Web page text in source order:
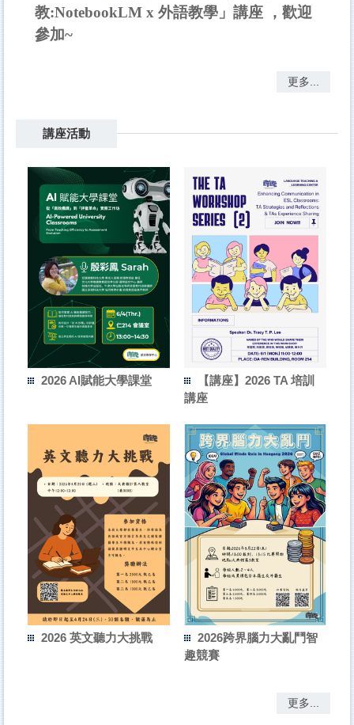
教:NotebookLM x 外語教學」講座 ，歡迎
參加~
更多...
講座活動
2026 AI賦能大學課堂
【講座】2026 TA 培訓
講座
2026 英文聽力大挑戰
2026跨界腦力大亂鬥智
趣競賽
更多...